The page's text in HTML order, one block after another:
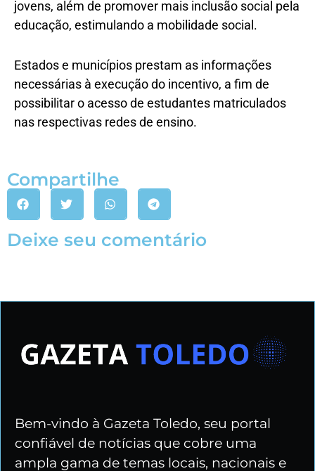
jovens, além de promover mais inclusão social pela
educação, estimulando a mobilidade social.
Estados e municípios prestam as informações
necessárias à execução do incentivo, a fim de
possibilitar o acesso de estudantes matriculados
nas respectivas redes de ensino.
Compartilhe
Deixe seu comentário
Bem-vindo à Gazeta Toledo, seu portal
confiável de notícias que cobre uma
ampla gama de temas locais, nacionais e